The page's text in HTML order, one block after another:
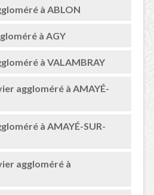
à ABLON
à AGY
à VALAMBRAY
aggloméré à AMAYÉ-
à AMAYÉ-SUR-
aggloméré à